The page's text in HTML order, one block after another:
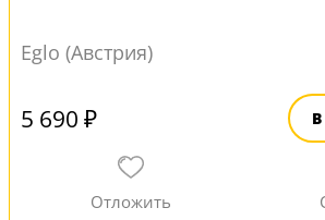
Eglo (Австрия)
5 690 ₽